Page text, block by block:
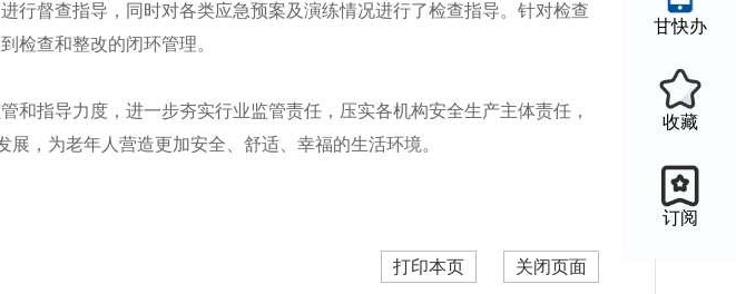
甘快办
收藏
订阅
行督查指导，同时对各类应急预案及演练情况进行了检查指导。针对检查
检查和整改的闭环管理。
指导力度，进一步夯实行业监管责任，压实各机构安全生产主体责任，
，为老年人营造更加安全、舒适、幸福的生活环境。
打印本页 关闭页面